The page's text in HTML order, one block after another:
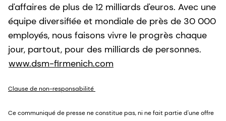
d'affaires de plus de 12 milliards d'euros. Avec une
équipe diversifiée et mondiale de près de 30 000
employés, nous faisons vivre le progrès chaque
jour, partout, pour des milliards de personnes.
www.dsm-firmenich.com
Clause de non-responsabilité
Ce communiqué de presse ne constitue pas, ni ne fait partie d'une offre